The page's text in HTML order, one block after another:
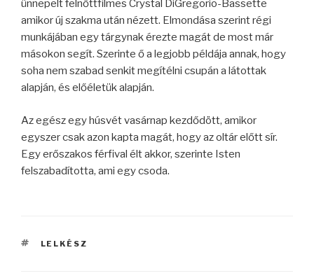
ünnepelt felnőttfilmes Crystal DiGregorio-Bassette
amikor új szakma után nézett. Elmondása szerint régi
munkájában egy tárgynak érezte magát de most már
másokon segít. Szerinte ő a legjobb példája annak, hogy
soha nem szabad senkit megítélni csupán a látottak
alapján, és előéletük alapján.
Az egész egy húsvét vasárnap kezdődött, amikor
egyszer csak azon kapta magát, hogy az oltár előtt sír.
Egy erőszakos férfival élt akkor, szerinte Isten
felszabadította, ami egy csoda.
CÍMKÉK
LELKÉSZ